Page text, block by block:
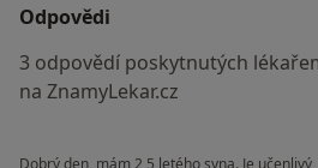
Odpovědi
3 odpovědí poskytnutých
na ZnamyLekar.cz